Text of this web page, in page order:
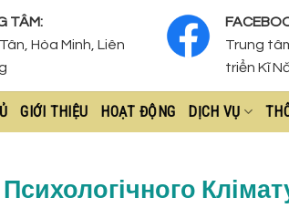
TÂM:
Hòa Minh, Liên
Trung
triển Kĩ
GIỚI THIỆU HOẠT ĐỘNG DỊCH VỤ